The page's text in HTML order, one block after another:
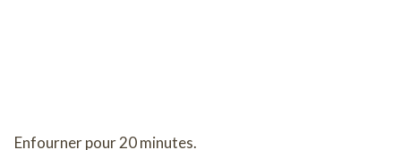
Enfourner pour 20 minutes.